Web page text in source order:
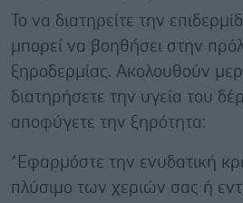
Το να διατηρείτε την
μπορεί να βοηθήσει στην
ξηροδερμίας. Ακολουθούν
διατηρήσετε την υγεία του
αποφύγετε την ξηρότητα:
*Εφαρμόστε την ενυδατική
πλύσιμο των χεριών σας ή